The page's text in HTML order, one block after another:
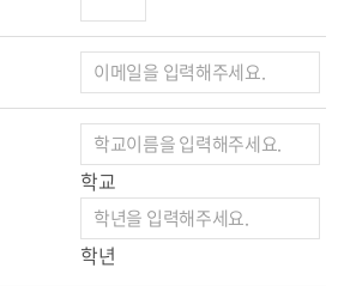
학교
학년